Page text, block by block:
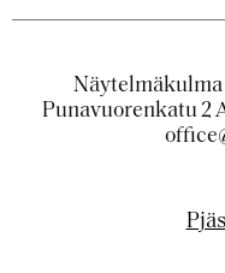
Näytelmäkulma
Punavuorenkatu 2